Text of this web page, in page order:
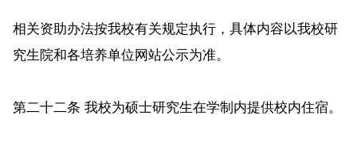
相关资助办法按我校有关规定执行，具体内容以我校研
究生院和各培养单位网站公示为准。
第二十二条 我校为硕士研究生在学制内提供校内住宿。